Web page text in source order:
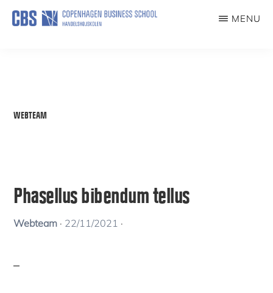
Skip
MENU
WEBTEAM
Phasellus bibendum tellus
Webteam · 22/11/2021 ·